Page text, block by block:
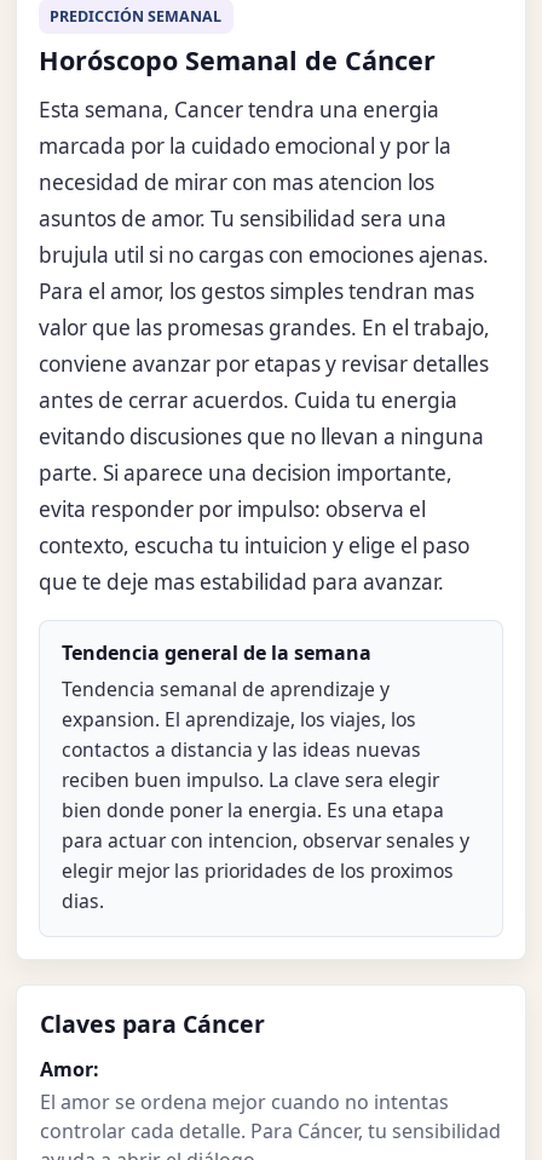
PREDICCIÓN SEMANAL
Horóscopo Semanal de Cáncer
Esta semana, Cancer tendra una energia
marcada por la cuidado emocional y por la
necesidad de mirar con mas atencion los
asuntos de amor. Tu sensibilidad sera una
brujula util si no cargas con emociones ajenas.
Para el amor, los gestos simples tendran mas
valor que las promesas grandes. En el trabajo,
conviene avanzar por etapas y revisar detalles
antes de cerrar acuerdos. Cuida tu energia
evitando discusiones que no llevan a ninguna
parte. Si aparece una decision importante,
evita responder por impulso: observa el
contexto, escucha tu intuicion y elige el paso
que te deje mas estabilidad para avanzar.
Tendencia general de la semana
Tendencia semanal de aprendizaje y
expansion. El aprendizaje, los viajes, los
contactos a distancia y las ideas nuevas
reciben buen impulso. La clave sera elegir
bien donde poner la energia. Es una etapa
para actuar con intencion, observar senales y
elegir mejor las prioridades de los proximos
dias.
Claves para Cáncer
Amor:
El amor se ordena mejor cuando no intentas
controlar cada detalle. Para Cáncer, tu sensibilidad